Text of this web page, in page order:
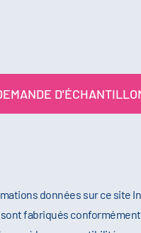
données sur ce site
fabriqués